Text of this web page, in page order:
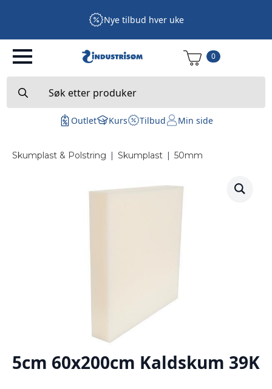
Nye tilbud hver uke
0
for:
Outlet Kurs Tilbud Min side
Skumplast & Polstring | Skumplast | 50mm
5cm 60x200cm Kaldskum 39K